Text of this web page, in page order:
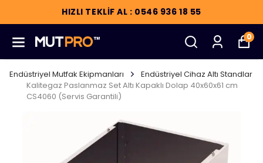
HIZLI TEKLİF AL : 0546 936 18 55
0
Endüstriyel Mutfak Ekipmanları
Endüstriyel Cihaz Altı Standlar
Kalitegaz Paslanmaz Set Altı Kapaklı Dolap 40x60x61 cm
CS4060 (Servis Garantili)